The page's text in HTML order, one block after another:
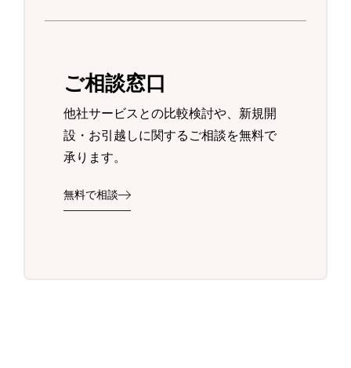
ご相談窓口
他社サービスとの比較検討や、新規開
設・お引越しに関するご相談を無料で
承ります。
無料で相談